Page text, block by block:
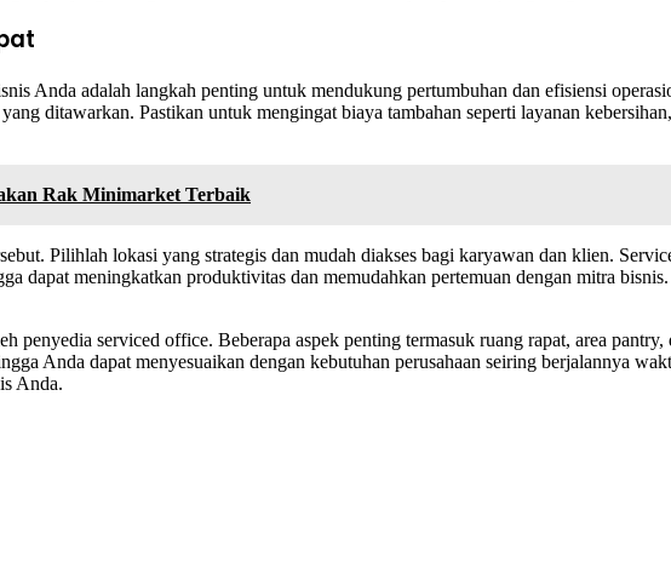
Anda adalah langkah penting untuk mendukung pertumbuhan dan efisiensi
ditawarkan. Pastikan untuk mengingat biaya tambahan seperti layanan
Rak Minimarket Terbaik
Pilihlah lokasi yang strategis dan mudah diakses bagi karyawan dan klien.
dapat meningkatkan produktivitas dan memudahkan pertemuan dengan mitra
penyedia serviced office. Beberapa aspek penting termasuk ruang rapat, area
Anda dapat menyesuaikan dengan kebutuhan perusahaan seiring berjalannya
Anda.